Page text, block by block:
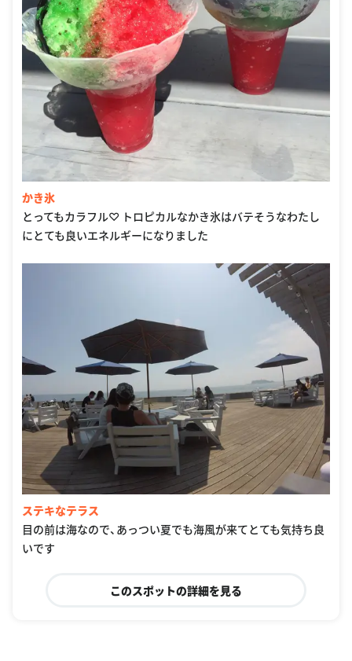
かき氷
とってもカラフル♡ トロピカルなかき氷はバテそうなわたし
にとても良いエネルギーになりました
ステキなテラス
目の前は海なので、あっつい夏でも海風が来てとても気持ち良
いです
このスポットの詳細を見る